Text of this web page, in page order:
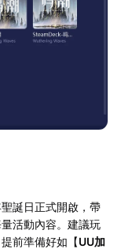
誕日正式開啟，帶
活動內容。建議玩
前準備好如【UU加